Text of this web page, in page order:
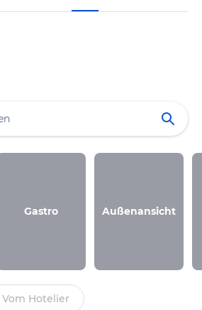
Gastro Außenansicht
Vom Hotelier